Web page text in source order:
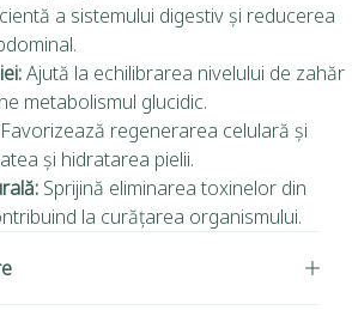
a sistemului digestiv și reducerea
Ajută la echilibrarea nivelului de zahăr
metabolismul glucidic.
Favorizează regenerarea celulară și
și hidratarea pielii.
Sprijină eliminarea toxinelor din
la curățarea organismului.